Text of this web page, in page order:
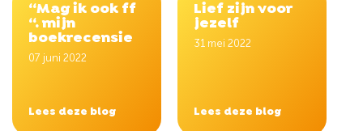
“Mag ik ook ff
“. mijn
boekrecensie
07 juni 2022
Lees deze blog
Lief zijn voor
jezelf
31 mei 2022
Lees deze blog